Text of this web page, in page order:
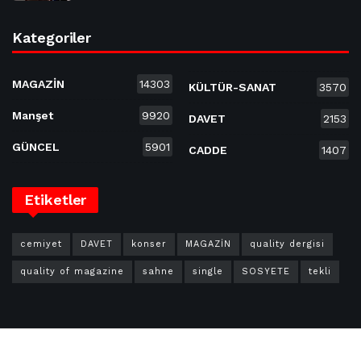
Kategoriler
MAGAZİN 14303
Manşet 9920
GÜNCEL 5901
KÜLTÜR-SANAT 3570
DAVET 2153
CADDE 1407
Etiketler
cemiyet DAVET konser MAGAZİN quality dergisi
quality of magazine sahne single SOSYETE tekli